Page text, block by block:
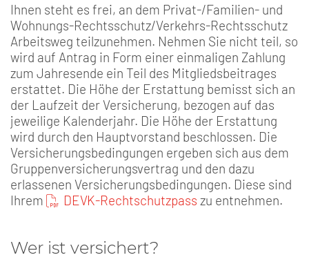
Ihnen steht es frei, an dem Privat-/Familien- und
Wohnungs-Rechtsschutz/Verkehrs-Rechtsschutz
Arbeitsweg teilzunehmen. Nehmen Sie nicht teil, so
wird auf Antrag in Form einer einmaligen Zahlung
zum Jahresende ein Teil des Mitgliedsbeitrages
erstattet. Die Höhe der Erstattung bemisst sich an
der Laufzeit der Versicherung, bezogen auf das
jeweilige Kalenderjahr. Die Höhe der Erstattung
wird durch den Hauptvorstand beschlossen. Die
Versicherungsbedingungen ergeben sich aus dem
Gruppenversicherungsvertrag und den dazu
erlassenen Versicherungsbedingungen. Diese sind
Ihrem
DEVK-Rechtschutzpass zu entnehmen.
Wer ist versichert?